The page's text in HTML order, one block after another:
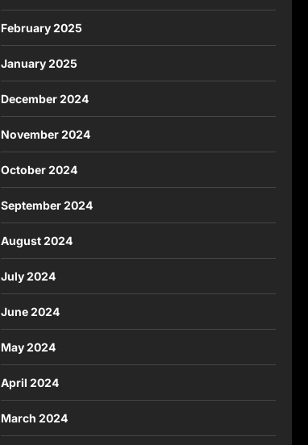
February 2025
January 2025
December 2024
November 2024
October 2024
September 2024
August 2024
July 2024
June 2024
May 2024
April 2024
March 2024